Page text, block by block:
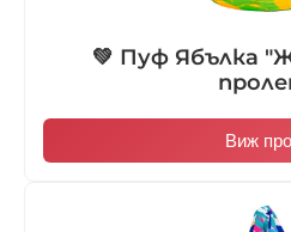
💚 Пуф Ябълка
Виж